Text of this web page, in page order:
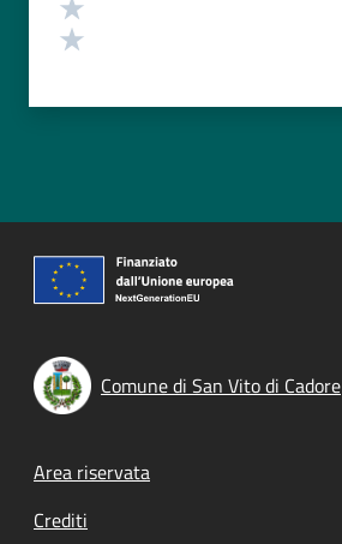
Comune di San Vito di Cadore
Footer menu
Area riservata
Crediti